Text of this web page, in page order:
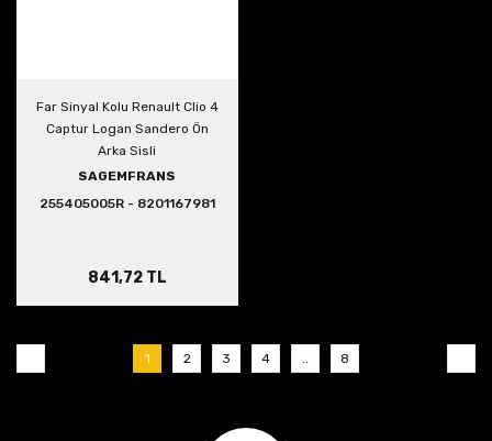
Far Sinyal Kolu Renault Clio 4
Captur Logan Sandero Ön
Arka Sisli
SAGEMFRANS
255405005R - 8201167981
841,72 TL
1 2 3 4 8